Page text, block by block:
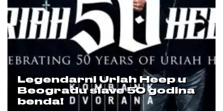
Legendarni Uriah Heep u
Beogradu slave 50 godina
benda!